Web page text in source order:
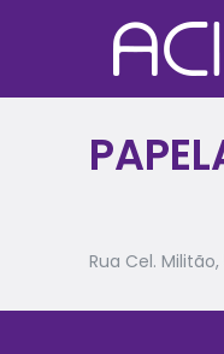
Rua Cel.